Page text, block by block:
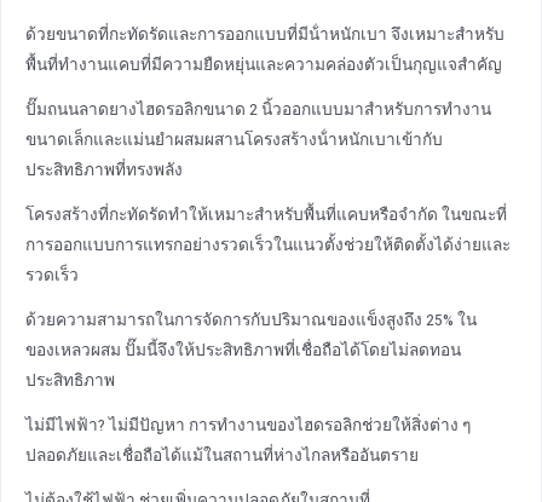
ด้วยขนาดที่กะทัดรัดและการออกแบบที่มีน้ําหนักเบา จึงเหมาะสําหรับ
พื้นที่ทํางานแคบที่มีความยืดหยุ่นและความคล่องตัวเป็นกุญแจสําคัญ
ปั๊มถนนลาดยางไฮดรอลิกขนาด 2 นิ้วออกแบบมาสําหรับการทํางาน
ขนาดเล็กและแม่นยําผสมผสานโครงสร้างน้ําหนักเบาเข้ากับ
ประสิทธิภาพที่ทรงพลัง
โครงสร้างที่กะทัดรัดทําให้เหมาะสําหรับพื้นที่แคบหรือจํากัด ในขณะที่
การออกแบบการแทรกอย่างรวดเร็วในแนวตั้งช่วยให้ติดตั้งได้ง่ายและ
รวดเร็ว
ด้วยความสามารถในการจัดการกับปริมาณของแข็งสูงถึง 25% ใน
ของเหลวผสม ปั๊มนี้จึงให้ประสิทธิภาพที่เชื่อถือได้โดยไม่ลดทอน
ประสิทธิภาพ
ไม่มีไฟฟ้า? ไม่มีปัญหา การทํางานของไฮดรอลิกช่วยให้สิ่งต่าง ๆ
ปลอดภัยและเชื่อถือได้แม้ในสถานที่ห่างไกลหรืออันตราย